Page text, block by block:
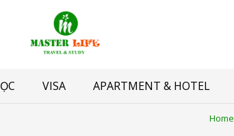
VISA APARTMENT & HOTEL
Home